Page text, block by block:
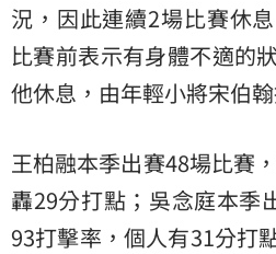
況，因此連續2場比賽休
比賽前表示有身體不適的
他休息，由年輕小將宋伯
王柏融本季出賽48場比賽
轟29分打點；吳念庭本季
93打擊率，個人有31分打